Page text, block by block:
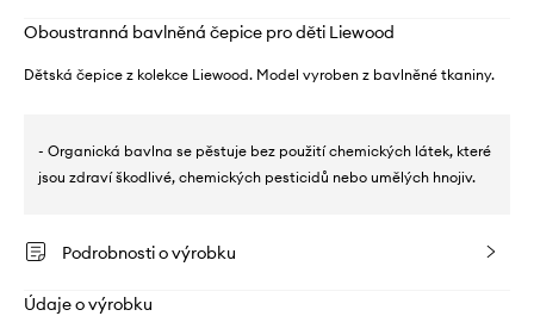
Oboustranná bavlněná čepice pro děti Liewood
Dětská čepice z kolekce Liewood. Model vyroben z bavlněné tkaniny.
- Organická bavlna se pěstuje bez použití chemických látek, které
jsou zdraví škodlivé, chemických pesticidů nebo umělých hnojiv.
Podrobnosti o výrobku
Údaje o výrobku